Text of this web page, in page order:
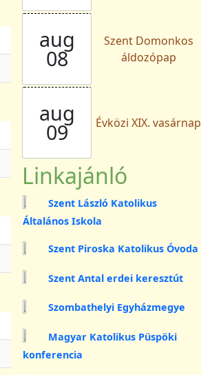
aug
08
Szent Domonkos
áldozópap
aug
09 Évközi XIX. vasárnap
Linkajánló
Szent László Katolikus
Általános Iskola
Szent Piroska Katolikus Óvoda
Szent Antal erdei keresztút
Szombathelyi Egyházmegye
Magyar Katolikus Püspöki
konferencia